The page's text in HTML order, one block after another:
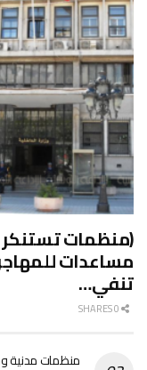
(منظمات
مساعدات
تنفي…
منظمات مدنية